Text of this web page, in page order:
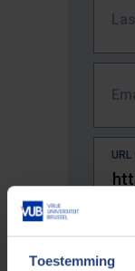
Toestemming
URL
The full